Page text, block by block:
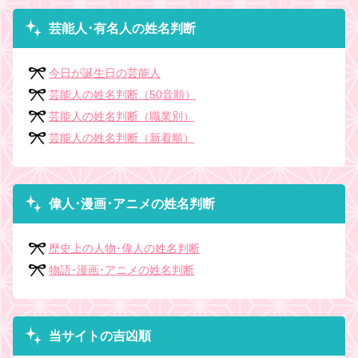
芸能人･有名人の姓名判断
今日が誕生日の芸能人
芸能人の姓名判断（50音順）
芸能人の姓名判断（職業別）
芸能人の姓名判断（新着順）
偉人･漫画･アニメの姓名判断
歴史上の人物･偉人の姓名判断
物語･漫画･アニメの姓名判断
当サイトの吉凶順